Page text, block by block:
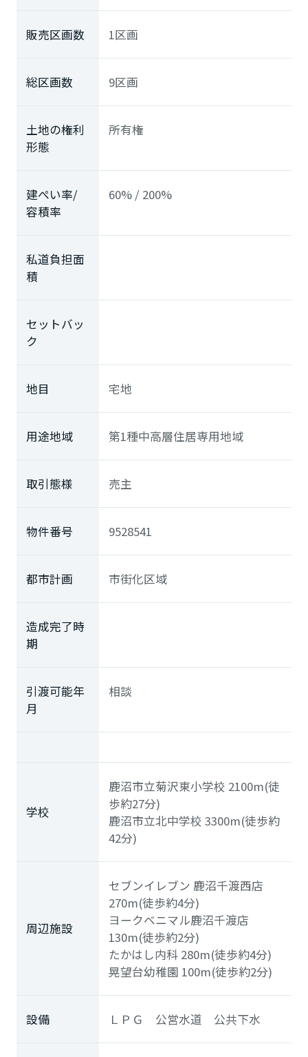
販売区画数 1区画
総区画数 9区画
土地の権利
形態
所有権
建ぺい率/
容積率
60% / 200%
私道負担面
積
セットバッ
ク
地目 宅地
用途地域 第1種中高層住居専用地域
取引態様 売主
物件番号 9528541
都市計画 市街化区域
造成完了時
期
引渡可能年
月
相談
学校
鹿沼市立菊沢東小学校 2100m(徒
歩約27分)
鹿沼市立北中学校3300m(徒歩約
42分)
周辺施設
セブンイレブン 鹿沼千渡西店
270m(徒歩約4分)
ヨークベニマル鹿沼千渡店
130m(徒歩約2分)
たかはし内科 280m(徒歩約4分)
晃望台幼稚園 100m(徒歩約2分)
設備 ＬＰＧ 公営水道 公共下水